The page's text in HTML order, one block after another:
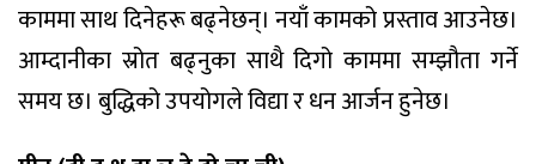
काममा साथ दिनेहरू बढ्नेछन्। नयाँ कामको प्रस्ताव आउनेछ।
आम्दानीका स्रोत बढ्नुका साथै दिगो काममा सम्झौता गर्ने
समय छ। बुद्धिको उपयोगले विद्या र धन आर्जन हुनेछ।